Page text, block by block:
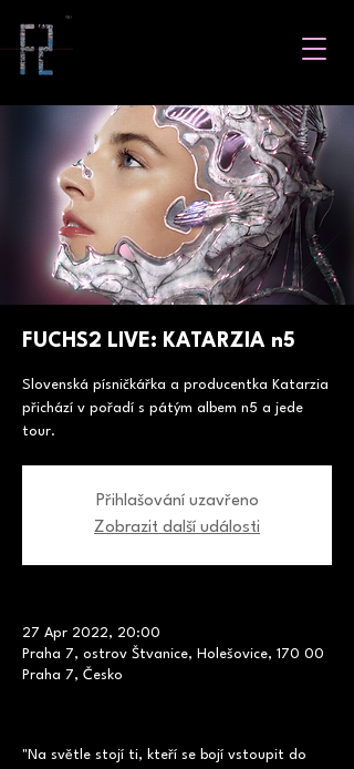
FUCHS2 LIVE: KATARZIA n5
Slovenská písničkářka a producentka Katarzia
přichází v pořadí s pátým albem n5 a jede
tour.
Přihlašování uzavřeno
Zobrazit další události
27 Apr 2022, 20:00
Praha 7, ostrov Štvanice, Holešovice, 170 00
Praha 7, Česko
"Na světle stojí ti, kteří se bojí vstoupit do